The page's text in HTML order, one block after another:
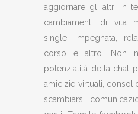
aggiornare gli altri in
cambiamenti di vita
single, impegnata,
corso e altro. Non
potenzialità della chat
amicizie virtuali,
scambiarsi